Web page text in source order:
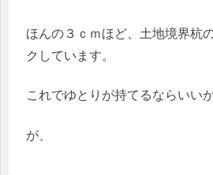
ほんの３ｃｍほど、土地境界杭
クしています。
これでゆとりが持てるならいい
が、